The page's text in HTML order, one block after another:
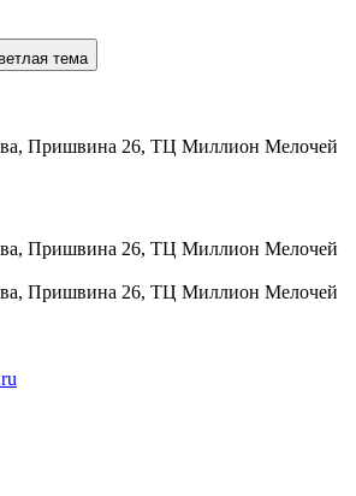
тема
Пришвина 26, ТЦ Миллион Мелочей
Пришвина 26, ТЦ Миллион Мелочей
Пришвина 26, ТЦ Миллион Мелочей